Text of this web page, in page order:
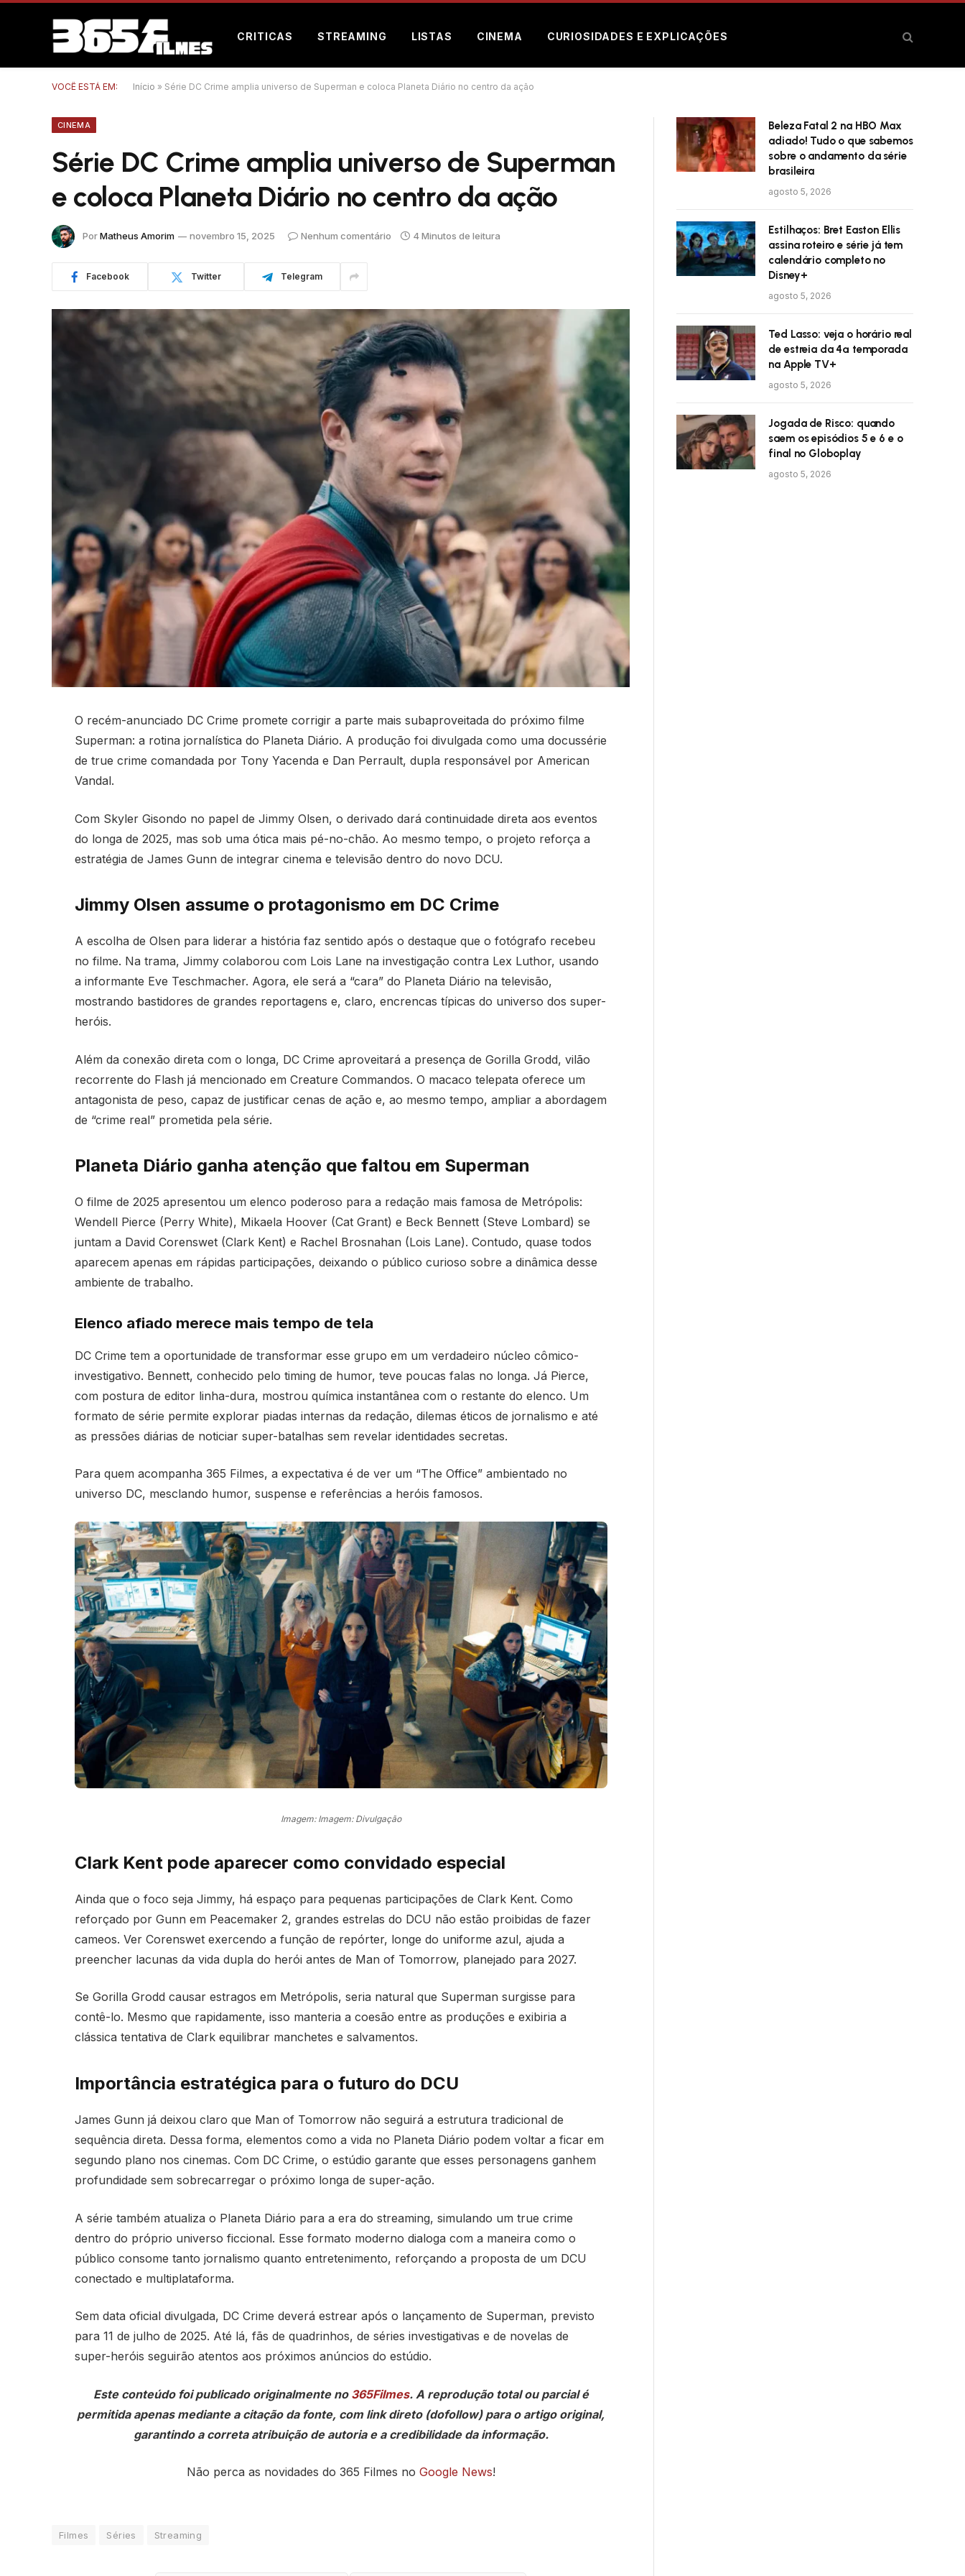
CRITICAS STREAMING LISTAS CINEMA CURIOSIDADES E EXPLICAÇÕES
VOCÊ ESTÁ EM: Início » Série DC Crime amplia universo de Superman e coloca Planeta Diário no centro da ação
CINEMA
Série DC Crime amplia universo de Superman
e coloca Planeta Diário no centro da ação
PorMatheus Amorim novembro 15, 2025 Nenhum comentário 4 Minutos de leitura
Facebook Twitter Telegram
O recém-anunciado DC Crime promete corrigir a parte mais subaproveitada do próximo filme
Superman: a rotina jornalística do Planeta Diário. A produção foi divulgada como uma docussérie
de true crime comandada por Tony Yacenda e Dan Perrault, dupla responsável por American
Vandal.
Com Skyler Gisondo no papel de Jimmy Olsen, o derivado dará continuidade direta aos eventos
do longa de 2025, mas sob uma ótica mais pé-no-chão. Ao mesmo tempo, o projeto reforça a
estratégia de James Gunn de integrar cinema e televisão dentro do novo DCU.
Jimmy Olsen assume o protagonismo em DC Crime
A escolha de Olsen para liderar a história faz sentido após o destaque que o fotógrafo recebeu
no filme. Na trama, Jimmy colaborou com Lois Lane na investigação contra Lex Luthor, usando
a informante Eve Teschmacher. Agora, ele será a “cara” do Planeta Diário na televisão,
mostrando bastidores de grandes reportagens e, claro, encrencas típicas do universo dos super-
heróis.
Além da conexão direta com o longa, DC Crime aproveitará a presença de Gorilla Grodd, vilão
recorrente do Flash já mencionado em Creature Commandos. O macaco telepata oferece um
antagonista de peso, capaz de justificar cenas de ação e, ao mesmo tempo, ampliar a abordagem
de “crime real” prometida pela série.
Planeta Diário ganha atenção que faltou em Superman
O filme de 2025 apresentou um elenco poderoso para a redação mais famosa de Metrópolis:
Wendell Pierce (Perry White), Mikaela Hoover (Cat Grant) e Beck Bennett (Steve Lombard) se
juntam a David Corenswet (Clark Kent) e Rachel Brosnahan (Lois Lane). Contudo, quase todos
aparecem apenas em rápidas participações, deixando o público curioso sobre a dinâmica desse
ambiente de trabalho.
Elenco afiado merece mais tempo de tela
DC Crime tem a oportunidade de transformar esse grupo em um verdadeiro núcleo cômico-
investigativo. Bennett, conhecido pelo timing de humor, teve poucas falas no longa. Já Pierce,
com postura de editor linha-dura, mostrou química instantânea com o restante do elenco. Um
formato de série permite explorar piadas internas da redação, dilemas éticos de jornalismo e até
as pressões diárias de noticiar super-batalhas sem revelar identidades secretas.
Para quem acompanha 365 Filmes, a expectativa é de ver um “The Office” ambientado no
universo DC, mesclando humor, suspense e referências a heróis famosos.
Imagem: Imagem: Divulgação
Clark Kent pode aparecer como convidado especial
Ainda que o foco seja Jimmy, há espaço para pequenas participações de Clark Kent. Como
reforçado por Gunn em Peacemaker 2, grandes estrelas do DCU não estão proibidas de fazer
cameos. Ver Corenswet exercendo a função de repórter, longe do uniforme azul, ajuda a
preencher lacunas da vida dupla do herói antes de Man of Tomorrow, planejado para 2027.
Se Gorilla Grodd causar estragos em Metrópolis, seria natural que Superman surgisse para
contê-lo. Mesmo que rapidamente, isso manteria a coesão entre as produções e exibiria a
clássica tentativa de Clark equilibrar manchetes e salvamentos.
Importância estratégica para o futuro do DCU
James Gunn já deixou claro que Man of Tomorrow não seguirá a estrutura tradicional de
sequência direta. Dessa forma, elementos como a vida no Planeta Diário podem voltar a ficar em
segundo plano nos cinemas. Com DC Crime, o estúdio garante que esses personagens ganhem
profundidade sem sobrecarregar o próximo longa de super-ação.
A série também atualiza o Planeta Diário para a era do streaming, simulando um true crime
dentro do próprio universo ficcional. Esse formato moderno dialoga com a maneira como o
público consome tanto jornalismo quanto entretenimento, reforçando a proposta de um DCU
conectado e multiplataforma.
Sem data oficial divulgada, DC Crime deverá estrear após o lançamento de Superman, previsto
para 11 de julho de 2025. Até lá, fãs de quadrinhos, de séries investigativas e de novelas de
super-heróis seguirão atentos aos próximos anúncios do estúdio.
Este conteúdo foi publicado originalmente no 365Filmes. A reprodução total ou parcial é
permitida apenas mediante a citação da fonte, com link direto (dofollow) para o artigo original,
garantindo a correta atribuição de autoria e a credibilidade da informação.
Não perca as novidades do 365 Filmes no Google News!
Filmes Séries Streaming
Beleza Fatal 2 na HBO Max
adiado! Tudo o que sabemos
sobre o andamento da série
brasileira
agosto 5, 2026
Estilhaços: Bret Easton Ellis
assina roteiro e série já tem
calendário completo no
Disney+
agosto 5, 2026
Ted Lasso: veja o horário real
de estreia da 4ª temporada
na Apple TV+
agosto 5, 2026
Jogada de Risco: quando
saem os episódios 5 e 6 e o
final no Globoplay
agosto 5, 2026